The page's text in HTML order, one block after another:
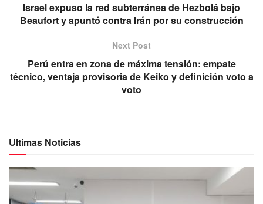
Israel expuso la red subterránea de Hezbolá bajo
Beaufort y apuntó contra Irán por su construcción
Next Post
Perú entra en zona de máxima tensión: empate
técnico, ventaja provisoria de Keiko y definición voto a
voto
Ultimas Noticias